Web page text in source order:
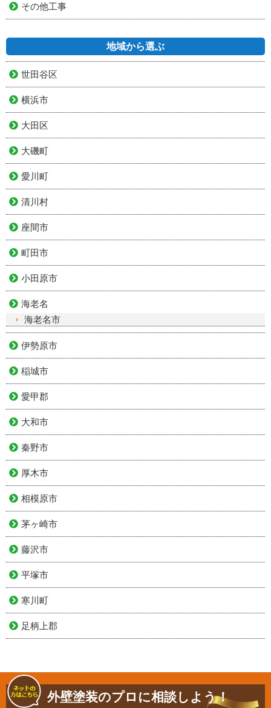
その他工事
地域から選ぶ
世田谷区
横浜市
大田区
大磯町
愛川町
清川村
座間市
町田市
小田原市
海老名
海老名市
伊勢原市
稲城市
愛甲郡
大和市
秦野市
厚木市
相模原市
茅ヶ崎市
藤沢市
平塚市
寒川町
足柄上郡
外壁塗装のプロに相談しよう！